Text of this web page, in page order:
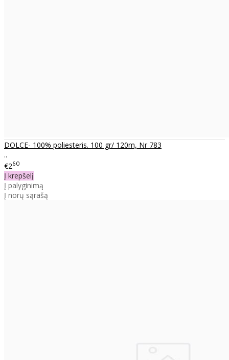
DOLCE- 100% poliesteris. 100 gr/ 120m, Nr 783
..
€260
Į krepšelį
Į palyginimą
Į norų sąrašą